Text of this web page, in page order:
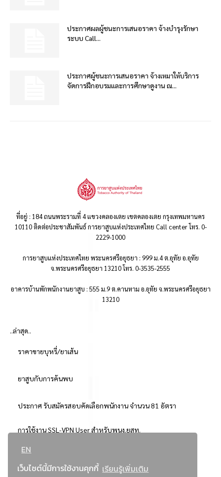
EN
เว็บไซต์นี้มีการใช้งานคุกกี้ เรียนรู้เพิ่มเติม
ประกาศผลผู้ชนะการเสนอราคา จ้างบำรุงรักษา
ระบบ Call...
ประกาศผู้ชนะการเสนอราคา จ้างเหมาให้บริการ
จัดการฝึกอบรมและการศึกษาดูงาน ณ...
ที่อยู่ : 184 ถนนพระรามที่ 4 แขวงคลองเตย เขตคลองเตย กรุงเทพมหานคร
10110 ติดต่อประชาสัมพันธ์ การยาสูบแห่งประเทศไทย Call center โทร. 0-
2229-1000
การยาสูบแห่งประเทศไทย พระนครศรีอยุธยา : 999 ม.4 ต.อุทัย อ.อุทัย
จ.พระนครศรีอยุธยา 13210 โทร. 0-3535-2555
อาคารบ้านพักพนักงานยาสูบ : 555 ม.9 ต.คานหาม อ.อุทัย จ.พระนครศรีอยุธยา
13210
..ล่าสุด..
ราคาขายบุหรี่/ยาเส้น
ยาสูบกับการค้นพบ
ประกาศ รับสมัครสอบคัดเลือกพนักงาน จำนวน 81 อัตรา
การใช้งาน SSL-VPN User สำหรับพนง.ยสท.
..ยอดนิยม..